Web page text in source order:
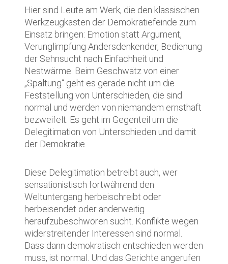
Hier sind Leute am Werk, die den klassischen
Werkzeugkasten der Demokratiefeinde zum
Einsatz bringen: Emotion statt Argument,
Verunglimpfung Andersdenkender, Bedienung
der Sehnsucht nach Einfachheit und
Nestwärme. Beim Geschwätz von einer
„Spaltung“ geht es gerade nicht um die
Feststellung von Unterschieden, die sind
normal und werden von niemandem ernsthaft
bezweifelt. Es geht im Gegenteil um die
Delegitimation von Unterschieden und damit
der Demokratie.
Diese Delegitimation betreibt auch, wer
sensationistisch fortwährend den
Weltuntergang herbeischreibt oder
herbeisendet oder anderweitig
heraufzubeschwören sucht. Konflikte wegen
widerstreitender Interessen sind normal.
Dass dann demokratisch entschieden werden
muss, ist normal. Und das Gerichte angerufen